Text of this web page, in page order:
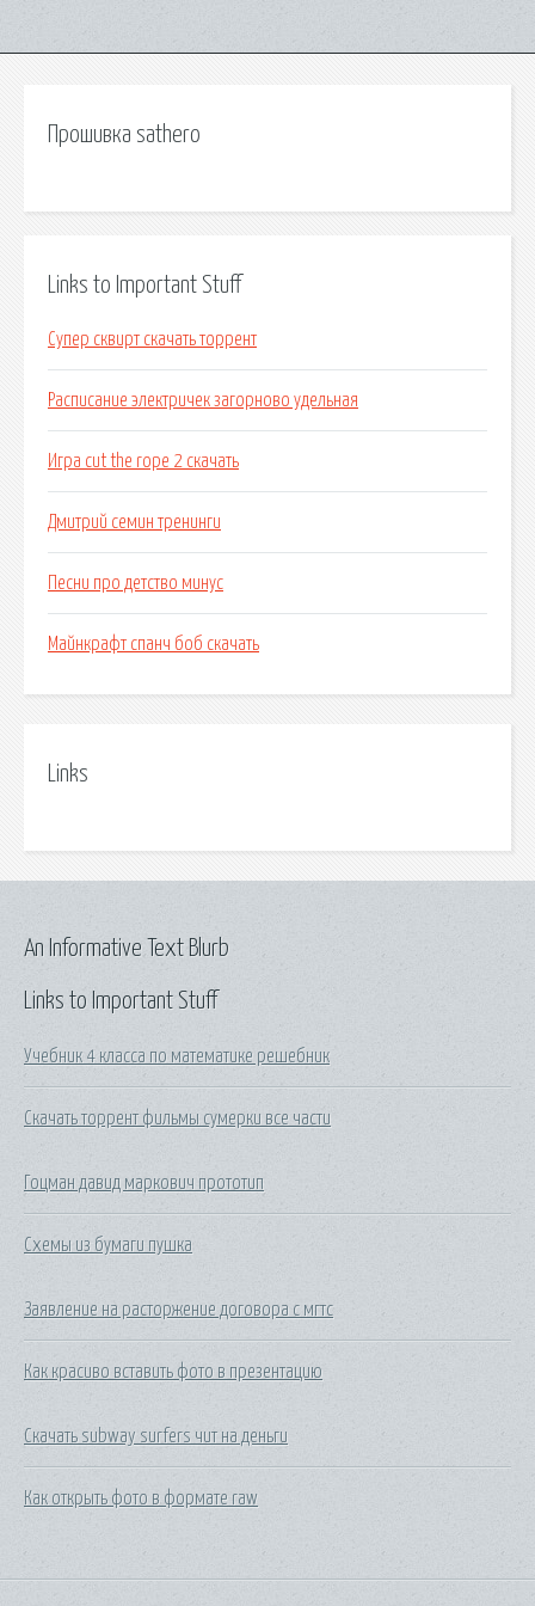
Прошивка sathero
Links to Important Stuff
Супер сквирт скачать торрент
Расписание электричек загорново удельная
Игра cut the rope 2 скачать
Дмитрий семин тренинги
Песни про детство минус
Майнкрафт спанч боб скачать
Links
Links to Important Stuff
Учебник 4 класса по математике решебник
Скачать торрент фильмы сумерки все части
Гоцман давид маркович прототип
Схемы из бумаги пушка
Заявление на расторжение договора с мгтс
Как красиво вставить фото в презентацию
Скачать subway surfers чит на деньги
Как открыть фото в формате raw
An Informative Text Blurb